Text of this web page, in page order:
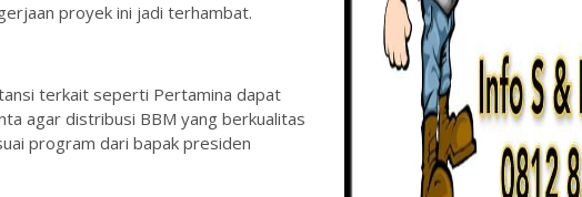
proyek ini jadi terhambat.
terkait seperti Pertamina dapat
agar distribusi BBM yang berkualitas
program dari bapak presiden